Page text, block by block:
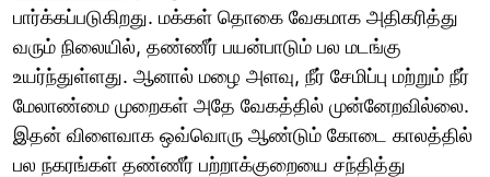
பார்க்கப்படுகிறது. மக்கள் தொகை வேகமாக அதிகரித்து
வரும் நிலையில், தண்ணீர் பயன்பாடும் பல மடங்கு
உயர்ந்துள்ளது. ஆனால் மழை அளவு, நீர் சேமிப்பு மற்றும் நீர்
மேலாண்மை முறைகள் அதே வேகத்தில் முன்னேறவில்லை.
இதன் விளைவாக ஒவ்வொரு ஆண்டும் கோடை காலத்தில்
பல நகரங்கள் தண்ணீர் பற்றாக்குறையை சந்தித்து